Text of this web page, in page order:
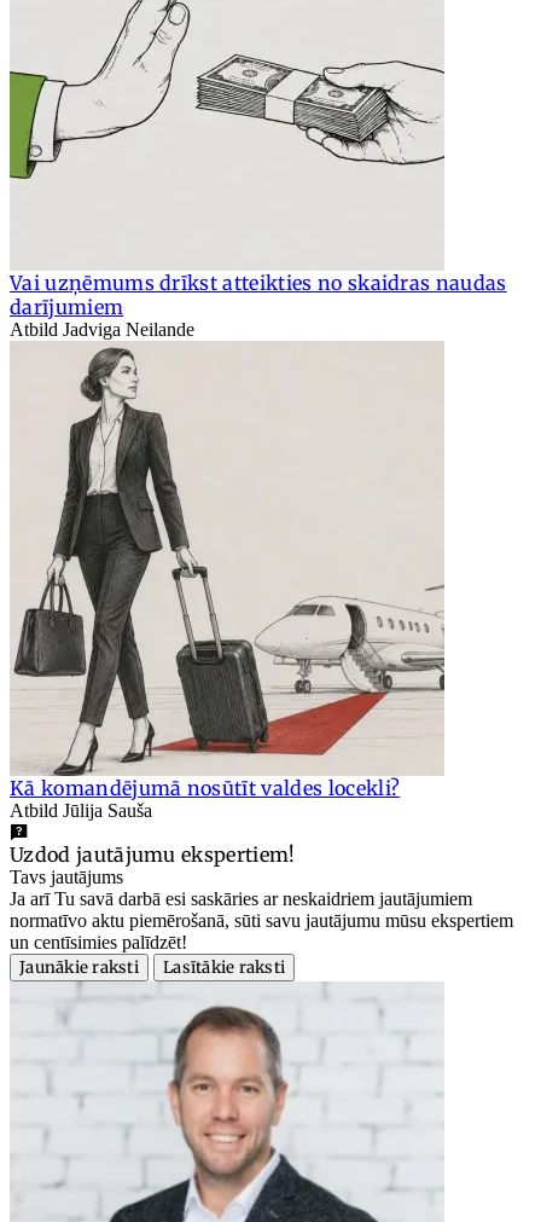
Vai uzņēmums drīkst atteikties no skaidras naudas
darījumiem
Atbild Jadviga Neilande
Kā komandējumā nosūtīt valdes locekli?
Atbild Jūlija Sauša
Uzdod jautājumu ekspertiem!
Tavs jautājums
Ja arī Tu savā darbā esi saskāries ar neskaidriem jautājumiem
normatīvo aktu piemērošanā, sūti savu jautājumu mūsu ekspertiem
un centīsimies palīdzēt!
Jaunākie raksti
Lasītākie raksti